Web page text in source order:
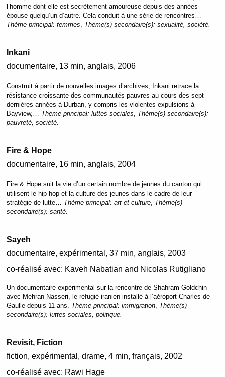
l’homme dont elle est secrètement amoureuse depuis des années
épouse quelqu’un d’autre. Cela conduit à une série de rencontres…
Thème principal: femmes Thème(s) secondaire(s): sexualité, société.
Inkani
documentaire 13 min anglais 2006
Construit à partir de nouvelles images d’archives, Inkani retrace la
résistance croissante des communautés pauvres au cours des sept
dernières années à Durban, y compris les violentes expulsions à
Bayview,… Thème principal: luttes sociales
Thème(s) secondaire(s):
pauvreté, société.
Fire & Hope
documentaire 16 min anglais 2004
Fire & Hope suit la vie d’un certain nombre de jeunes du canton qui
utilisent le hip-hop et la culture des jeunes dans le cadre de leur
stratégie de lutte… Thème principal: art et culture, Thème(s)
secondaire(s): santé.
Sayeh
documentaire, expérimental
37 min anglais 2003
co-réalisé avec: Kaveh Nabatian and Nicolas Rutigliano
Un documentaire expérimental sur la rencontre de Shahram Goldchin
avec Mehran Nasseri, le réfugié iranien installé à l’aéroport Charles-de-
Gaulle depuis 11 ans. Thème principal: immigration, Thème(s)
secondaire(s): luttes sociales, politique.
Revisit, Fiction
fiction, expérimental
drame 4 min français 2002
co-réalisé avec: Rawi Hage